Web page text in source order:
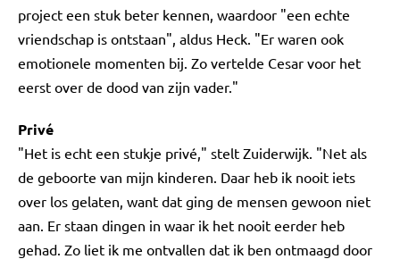
project een stuk beter kennen, waardoor "een echte
vriendschap is ontstaan", aldus Heck. "Er waren ook
emotionele momenten bij. Zo vertelde Cesar voor het
eerst over de dood van zijn vader."
Privé
"Het is echt een stukje privé," stelt Zuiderwijk. "Net als
de geboorte van mijn kinderen. Daar heb ik nooit iets
over los gelaten, want dat ging de mensen gewoon niet
aan. Er staan dingen in waar ik het nooit eerder heb
gehad. Zo liet ik me ontvallen dat ik ben ontmaagd door